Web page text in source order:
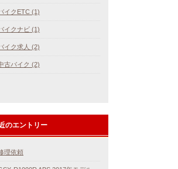
イクETC (1)
イクナビ (1)
イク求人 (2)
古バイク (2)
のエントリー
理依頼